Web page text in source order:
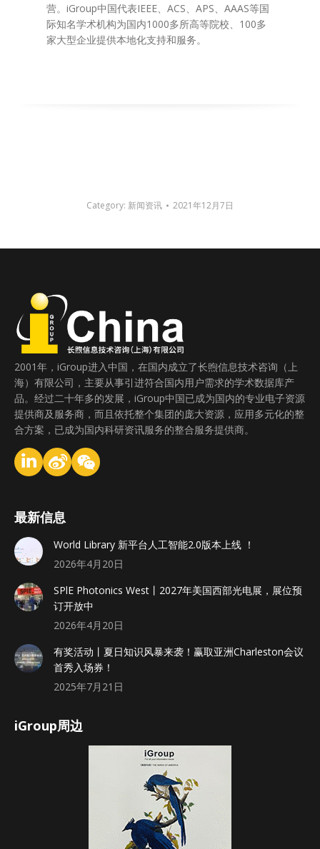
营。iGroup中国代表IEEE、ACS、APS、AAAS等国
际知名学术机构为国内1000多所高等院校、100多
家大型企业提供本地化支持和服务。
Category: 新闻资讯 2021年12月7日
2001年，iGroup进入中国，在国内成立了长煦信息技术咨询（上
海）有限公司，主要从事引进符合国内用户需求的学术数据库产
品。经过二十年多的发展，iGroup中国已成为国内的专业电子资源
提供商及服务商，而且依托整个集团的庞大资源，应用多元化的整
合方案，已成为国内科研资讯服务的整合服务提供商。
最新信息
World Library 新平台人工智能2.0版本上线 ！
2026年4月20日
SPlE Photonics West丨2027年美国西部光电展，展位预
订开放中
2026年4月20日
有奖活动丨夏日知识风暴来袭！赢取亚洲Charleston会议
首秀入场券！
2025年7月21日
iGroup周边